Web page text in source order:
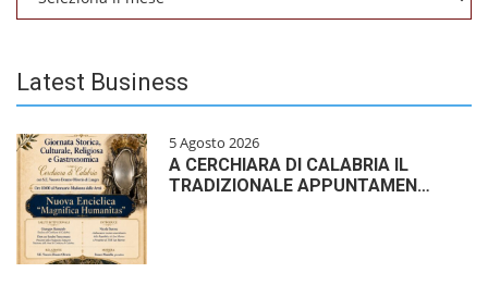
Latest Business
5 Agosto 2026
A CERCHIARA DI CALABRIA IL
TRADIZIONALE APPUNTAMEN…